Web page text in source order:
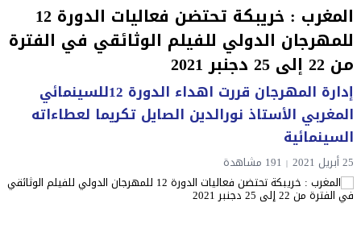
المغرب : خريبكة تحتضن فعاليات الدورة 12
للمهرجان الدولي للفيلم الوثائقي في الفترة
من 22 إلى 25 دجنبر 2021
إدارة المهرجان قررت اهداء الدورة 12للسينمائي
المغربي الأستاذ نورالدين الصايل تكريما لعطاءاته
السينمائية
25 أبريل 2021 191 مشاهدة